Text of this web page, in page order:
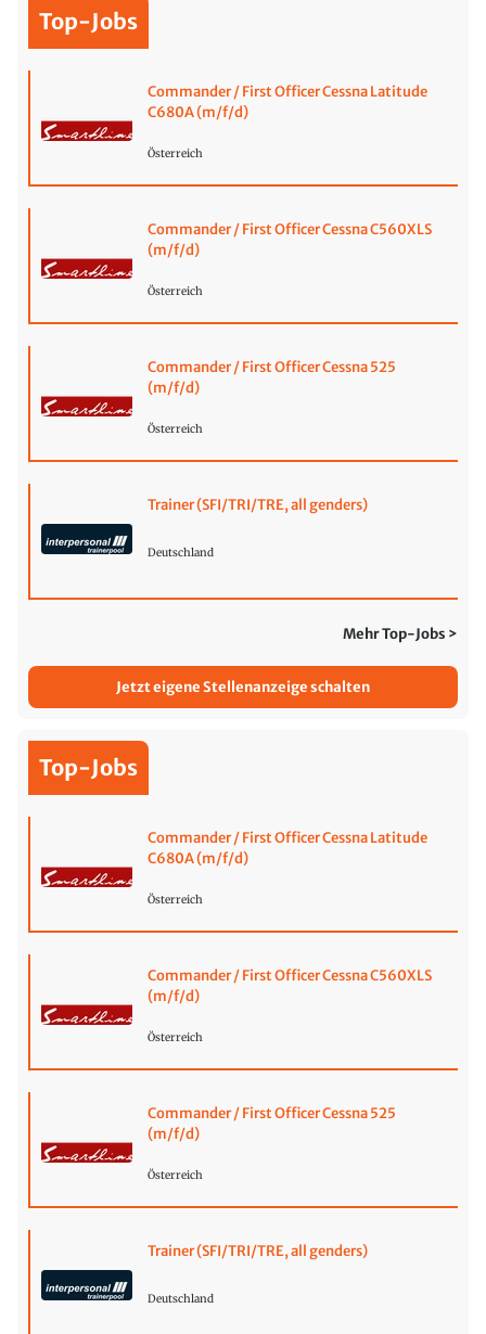
Top-Jobs
Commander / First Officer Cessna Latitude
C680A (m/f/d)
Österreich
Commander / First Officer Cessna C560XLS
(m/f/d)
Österreich
Commander / First Officer Cessna 525
(m/f/d)
Österreich
Trainer (SFI/TRI/TRE, all genders)
Deutschland
Mehr Top-Jobs >
Jetzt eigene Stellenanzeige schalten
Top-Jobs
Commander / First Officer Cessna Latitude
C680A (m/f/d)
Österreich
Commander / First Officer Cessna C560XLS
(m/f/d)
Österreich
Commander / First Officer Cessna 525
(m/f/d)
Österreich
Trainer (SFI/TRI/TRE, all genders)
Deutschland